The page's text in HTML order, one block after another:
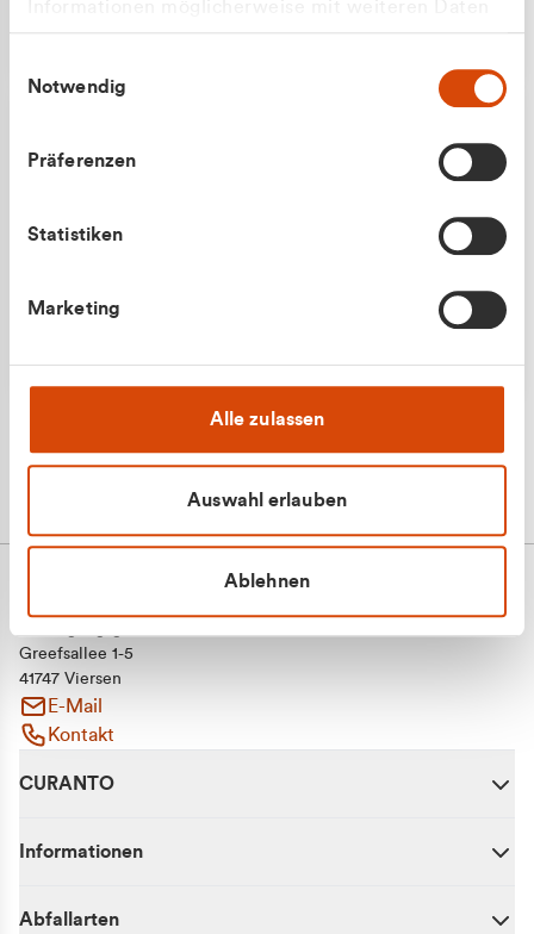
gesammelt haben.
Notwendig
Präferenzen
Statistiken
Marketing
Alle zulassen
Auswahl erlauben
Ablehnen
Greefsallee 1-5
41747 Viersen
E-Mail
Kontakt
CURANTO
Informationen
Abfallarten